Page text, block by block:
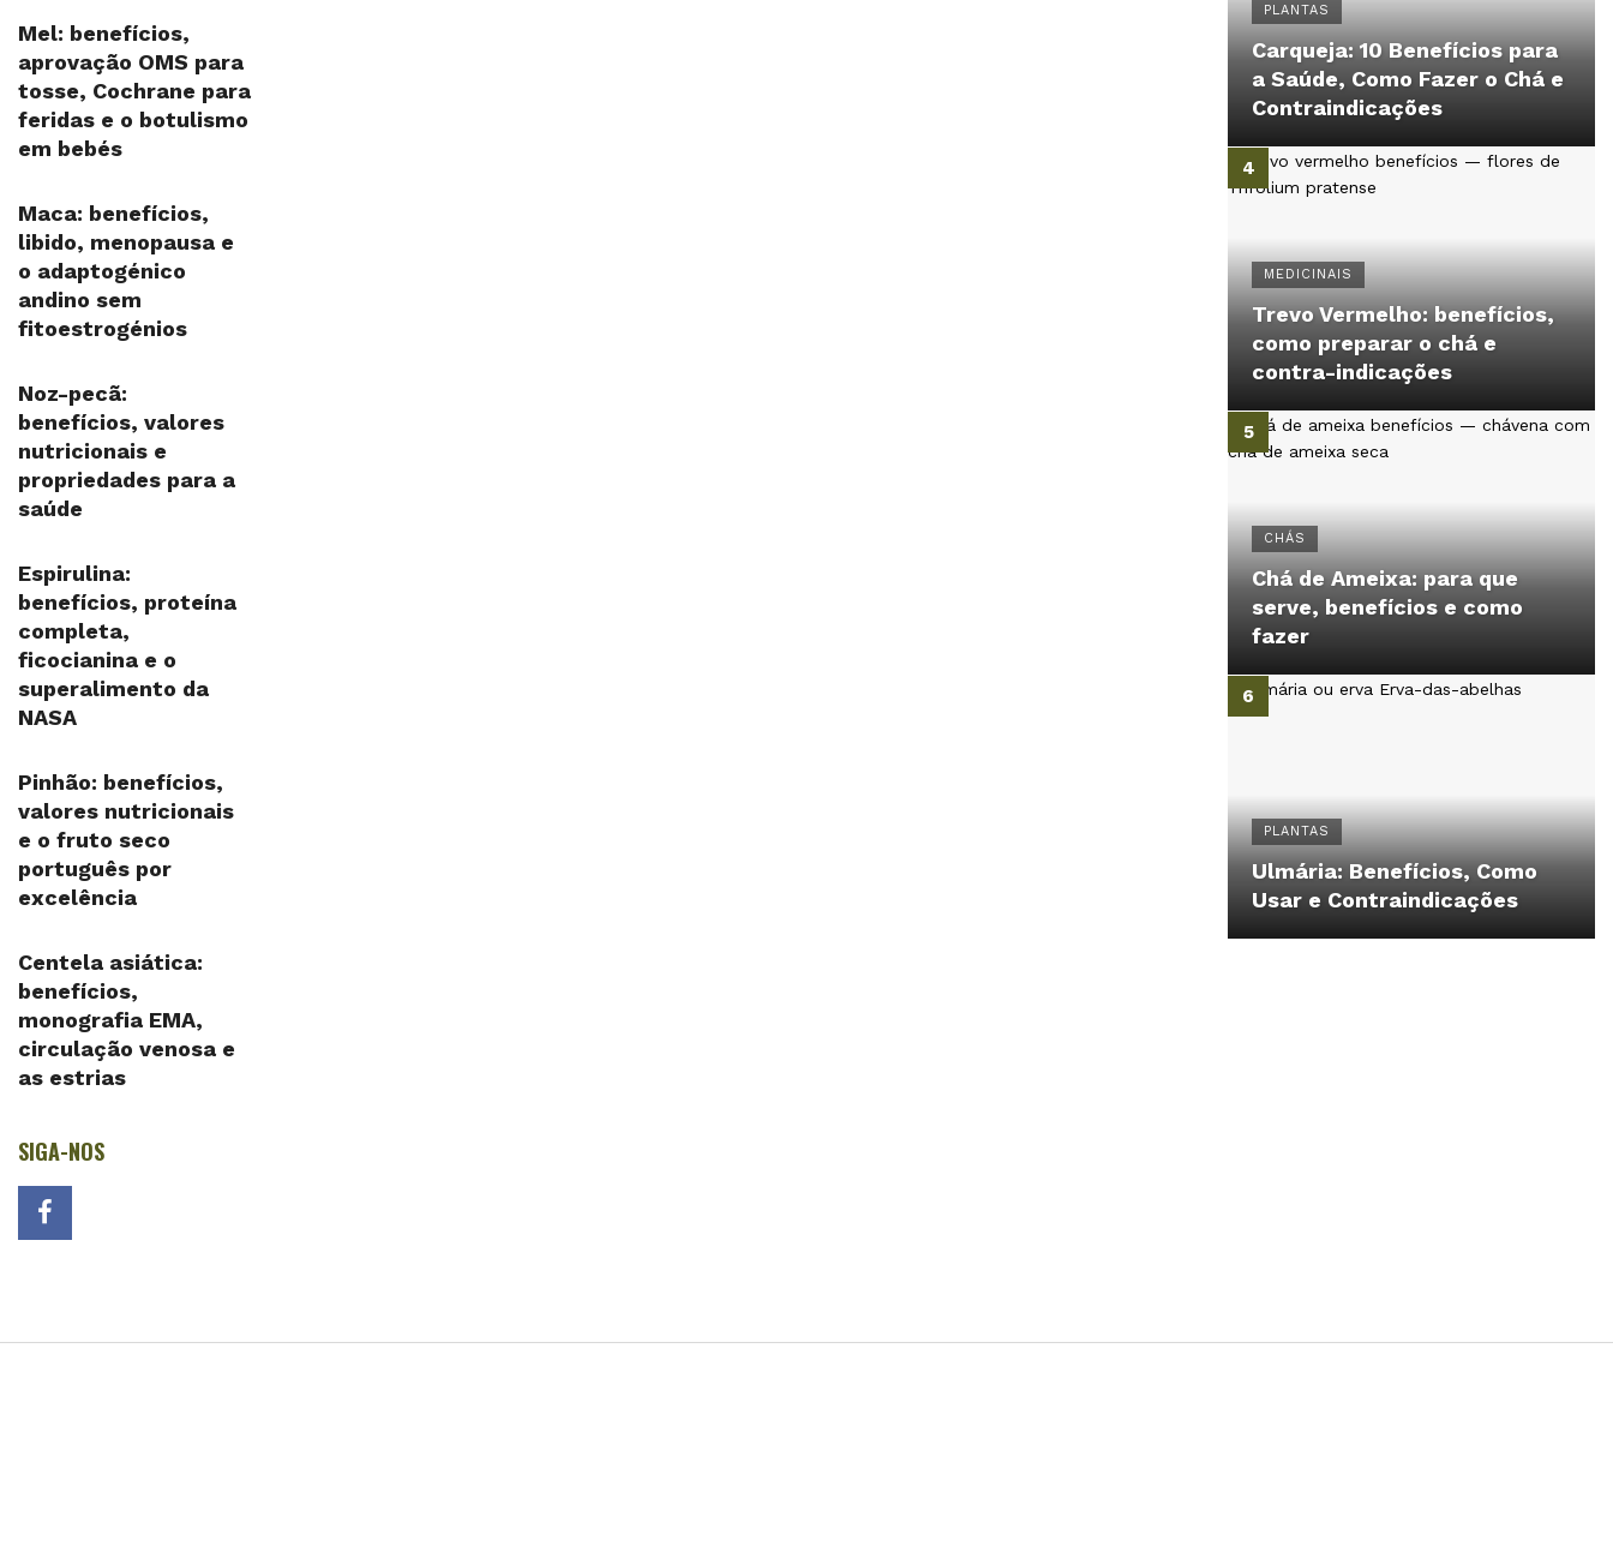
PLANTAS
Carqueja: 10 Benefícios para
a Saúde, Como Fazer o Chá e
Contraindicações
MEDICINAIS
Trevo Vermelho: benefícios,
como preparar o chá e
contra-indicações
CHÁS
Chá de Ameixa: para que
serve, benefícios e como
fazer
PLANTAS
Ulmária: Benefícios, Como
Usar e Contraindicações
Mel: benefícios,
aprovação OMS para
tosse, Cochrane para
feridas e o botulismo
em bebés
Maca: benefícios,
libido, menopausa e
o adaptogénico
andino sem
fitoestrogénios
Noz-pecã:
benefícios, valores
nutricionais e
propriedades para a
saúde
Espirulina:
benefícios, proteína
completa,
ficocianina e o
superalimento da
NASA
Pinhão: benefícios,
valores nutricionais
e o fruto seco
português por
excelência
Centela asiática:
benefícios,
monografia EMA,
circulação venosa e
as estrias
SIGA-NOS